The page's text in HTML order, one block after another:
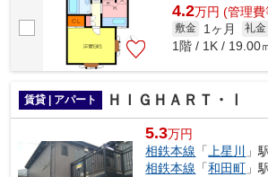
4.2万円 (管理費
敷金 1ヶ月 礼金
1階 / 1K / 19.00
賃貸 | アパート ＨＩＧＨＡＲＴ・Ⅰ
5.3万円
相鉄本線 「 上星川
」
相鉄本線 「和田町 」